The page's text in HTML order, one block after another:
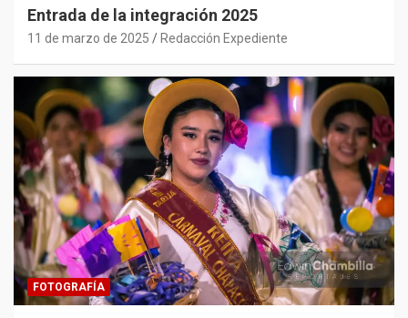
Entrada de la integración 2025
11 de marzo de 2025 Redacción Expediente
FOTOGRAFÍA